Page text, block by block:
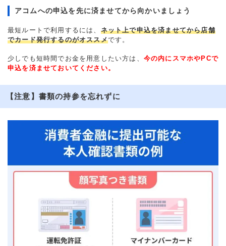
アコムへの申込を先に済ませてから向かいましょう
最短ルートで利用するには、 ネット上で申込を済ませてから店舗
でカード発行するのがオススメです。
少しでも短時間でお金を用意したい方は、 今の内にスマホやPCで
申込を済ませておいてください。
【注意】書類の持参を忘れずに